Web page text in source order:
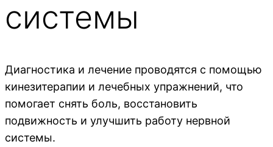
системы
Диагностика и лечение проводятся с помощью
кинезитерапии и лечебных упражнений, что
помогает снять боль, восстановить
подвижность и улучшить работу нервной
системы.